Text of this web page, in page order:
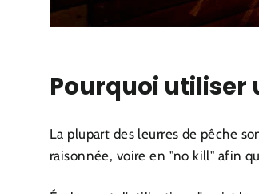
Pourquoi utiliser
La plupart des leurres de pêche
raisonnée, voire en "no kill" afin